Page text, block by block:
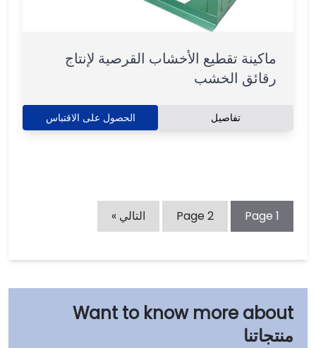
منتجاتنا
ماكينة تقطيع الأخشاب القرصية لإنتاج
رقائق الخشب
تفاصيل الحصول على الاقتباس
Page 1
Page 2 التالي »